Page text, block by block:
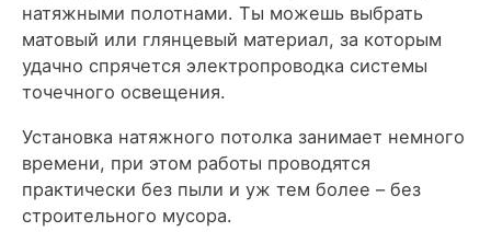
натяжными полотнами. Ты можешь выбрать
матовый или глянцевый материал, за которым
удачно спрячется электропроводка системы
точечного освещения.
Установка натяжного потолка занимает немного
времени, при этом работы проводятся
практически без пыли и уж тем более – без
строительного мусора.